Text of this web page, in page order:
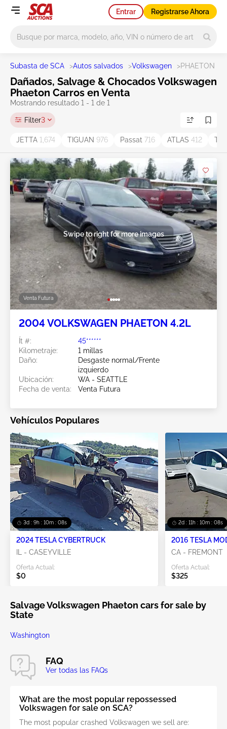
Entrar Registrarse Ahora
Subasta de SCA >Autos salvados >Volkswagen >PHAETON
Dañados, Salvage & Chocados Volkswagen
Phaeton Carros en Venta
Mostrando resultado 1 - 1 de 1
Filter3
JETTA 1,674 TIGUAN 976 Passat 716 ATLAS 412
Venta Futura
Swipe to right for more images
2004 VOLKSWAGEN PHAETON 4.2L
Ít #:
45******
Kilometraje:
1 millas
Daño:
Desgaste normal/Frente
izquierdo
Ubicación:
WA - SEATTLE
Fecha de venta:
Venta Futura
Vehículos Populares
3d : 9h : 10m : 08s
2024 TESLA CYBERTRUCK
IL - CASEYVILLE
Oferta Actual:
$0
2d : 11h : 10m : 08s
2016 TESLA
CA - FREMONT
Oferta Actual:
$325
Salvage Volkswagen Phaeton cars for sale by
State
Washington
FAQ
Ver todas las FAQs
What are the most popular repossessed
Volkswagen for sale on SCA?
The most popular crashed Volkswagen we sell are: